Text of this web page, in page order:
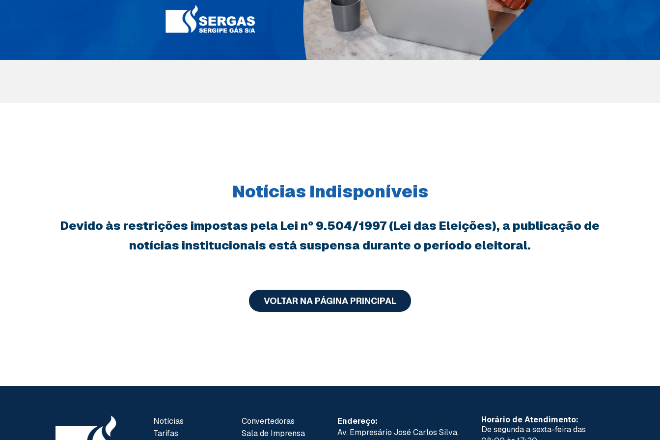
Notícias Indisponíveis
Devido às restrições impostas pela Lei nº 9.504/1997 (Lei das Eleições), a publicação de
notícias institucionais está suspensa durante o período eleitoral.
VOLTAR NA PÁGINA PRINCIPAL
Notícias
Tarifas
Convertedoras
Sala de Imprensa
Endereço:
Av. Empresário José Carlos Silva,
Horário de Atendimento:
De segunda a sexta-feira das